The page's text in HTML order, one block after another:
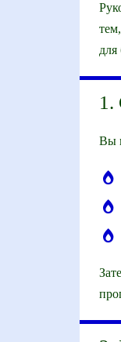
для
1.
Вы